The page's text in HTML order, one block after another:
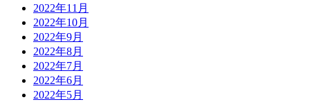
2022年11月
2022年10月
2022年9月
2022年8月
2022年7月
2022年6月
2022年5月